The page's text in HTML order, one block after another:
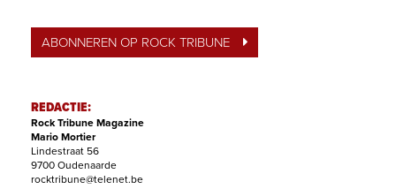
ABONNEREN OP ROCK TRIBUNE
REDACTIE:
Rock Tribune Magazine
Mario Mortier
Lindestraat 56
9700 Oudenaarde
rocktribune@telenet.be